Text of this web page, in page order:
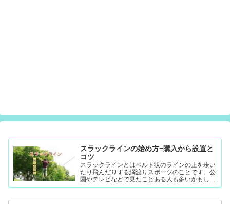
スラックラインの始め方−購入から設置と
コツ
スラックラインとはベルト状のラインの上を歩い
たり飛んだりする綱渡りスポーツのことです。公
園やテレビなどで見たことある人も多いかもしれ
ません。難易度調整が簡単なので幼児から大人ま